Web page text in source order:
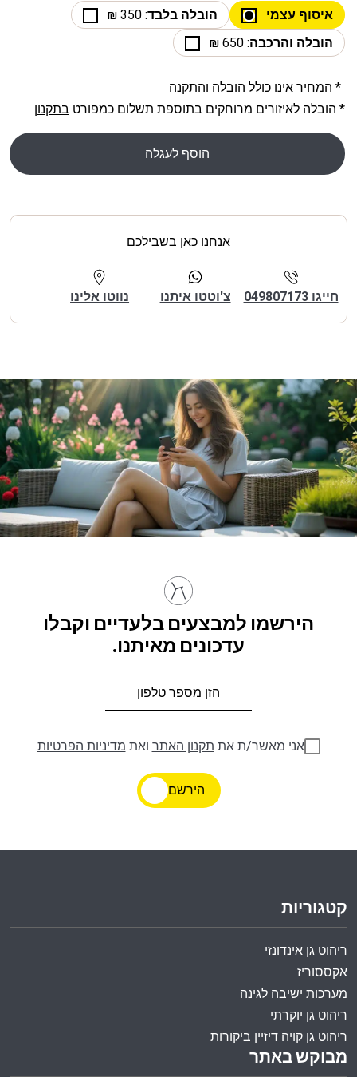
איסוף עצמי הובלה בלבד: 350 ₪
הובלה והרכבה: 650 ₪
* המחיר אינו כולל הובלה והתקנה
* הובלה לאיזורים מרוחקים בתוספת תשלום כמפורט בתקנון
הוסף לעגלה
אנחנו כאן בשבילכם
חייגו 049807173 צ'וטטו איתנו נווטו אלינו
הירשמו למבצעים בלעדיים וקבלו
עדכונים מאיתנו.
אני מאשר/ת את תקנון האתר ואת מדיניות הפרטיות
הירשם
מבוקש באתר
קטגוריות
ריהוט גן אינדונזי
אקססוריז
מערכות ישיבה לגינה
ריהוט גן יוקרתי
ריהוט גן קויה דיזיין ביקורות